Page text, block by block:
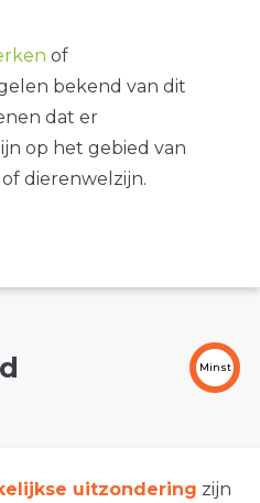
of
bekend van dit
dat er
op het gebied van
dierenwelzijn.
Minst
uitzondering zijn